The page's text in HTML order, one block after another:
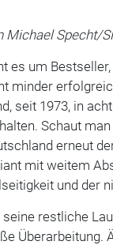
Michael Specht/
es um
minder
seit 1973, in
Schaut
erneut
mit weitem
und der
seine restliche
Überarbeitung.